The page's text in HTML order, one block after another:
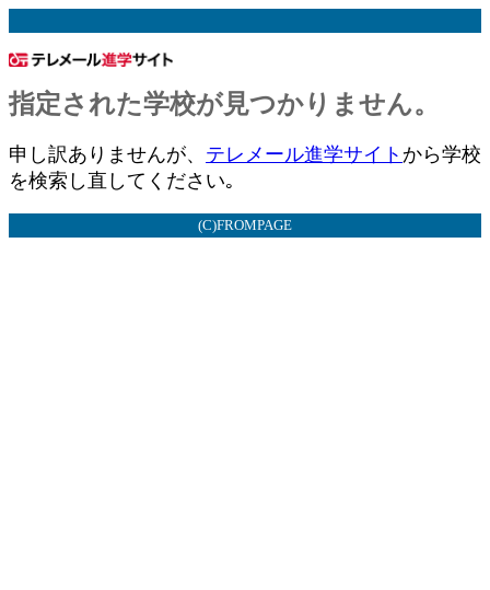
指定された学校が見つかりません。
申し訳ありませんが、 テレメール進学サイト から学校
を検索し直してください｡
(C)FROMPAGE